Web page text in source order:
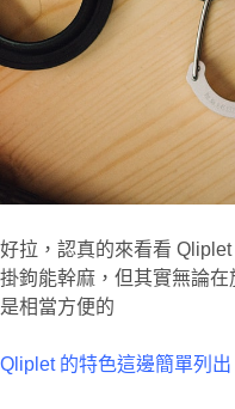
好拉，認真的來看看
掛鉤能幹麻，但其實無論
是相當方便的
Qliplet 的特色這邊簡單列出